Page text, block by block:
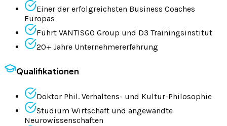
Einer der erfolgreichsten Business Coaches
Europas
Führt VANTISGO Group und D3 Trainingsinstitut
20+ Jahre Unternehmererfahrung
Qualifikationen
Doktor Phil. Verhaltens- und Kultur-Philosophie
Studium Wirtschaft und angewandte
Neurowissenschaften